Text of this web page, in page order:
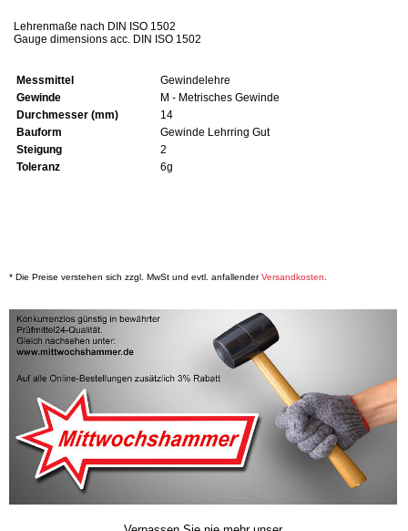
Lehrenmaße nach DIN ISO 1502
Gauge dimensions acc. DIN ISO 1502
Messmittel
Gewindelehre
Gewinde
M - Metrisches Gewinde
Durchmesser (mm)
14
Bauform
Gewinde Lehrring Gut
Steigung
2
Toleranz
6g
* Die Preise verstehen sich zzgl. MwSt und evtl. anfallenderVersandkosten